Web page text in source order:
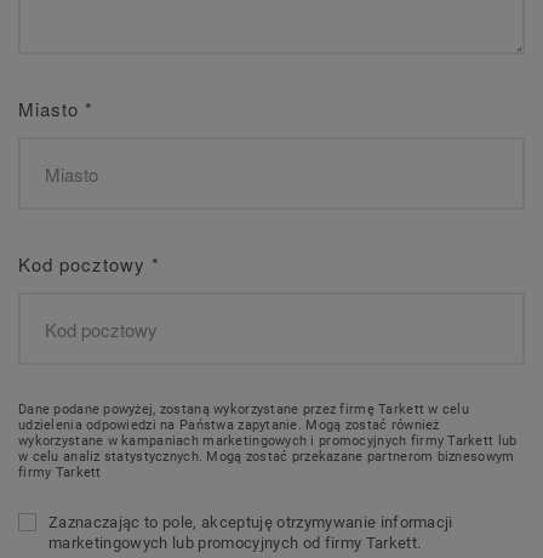
Miasto *
Kod pocztowy *
Dane podane powyżej, zostaną wykorzystane przez firmę Tarkett w celu
udzielenia odpowiedzi na Państwa zapytanie. Mogą zostać również
wykorzystane w kampaniach marketingowych i promocyjnych firmy Tarkett lub
w celu analiz statystycznych. Mogą zostać przekazane partnerom biznesowym
firmy Tarkett
Zaznaczając to pole, akceptuję otrzymywanie informacji
marketingowych lub promocyjnych od firmy Tarkett.